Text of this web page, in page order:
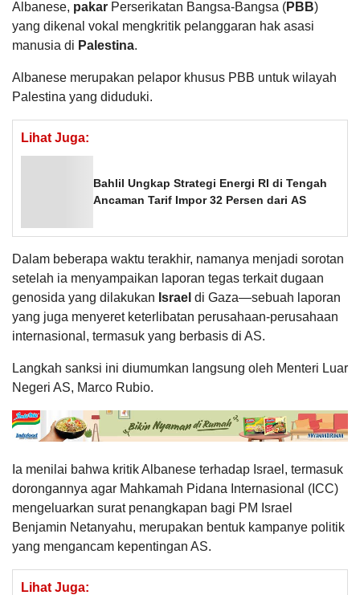
Albanese, pakar Perserikatan Bangsa-Bangsa (PBB)
yang dikenal vokal mengkritik pelanggaran hak asasi
manusia di Palestina.
Albanese merupakan pelapor khusus PBB untuk wilayah
Palestina yang diduduki.
Lihat Juga:
Bahlil Ungkap Strategi Energi RI di Tengah
Ancaman Tarif Impor 32 Persen dari AS
Dalam beberapa waktu terakhir, namanya menjadi sorotan
setelah ia menyampaikan laporan tegas terkait dugaan
genosida yang dilakukan Israel di Gaza—sebuah laporan
yang juga menyeret keterlibatan perusahaan-perusahaan
internasional, termasuk yang berbasis di AS.
Langkah sanksi ini diumumkan langsung oleh Menteri Luar
Negeri AS, Marco Rubio.
Ia menilai bahwa kritik Albanese terhadap Israel, termasuk
dorongannya agar Mahkamah Pidana Internasional (ICC)
mengeluarkan surat penangkapan bagi PM Israel
Benjamin Netanyahu, merupakan bentuk kampanye politik
yang mengancam kepentingan AS.
Lihat Juga: